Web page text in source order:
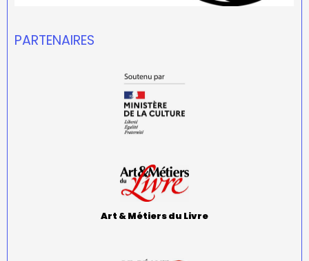
PARTENAIRES
Art & Métiers du Livre